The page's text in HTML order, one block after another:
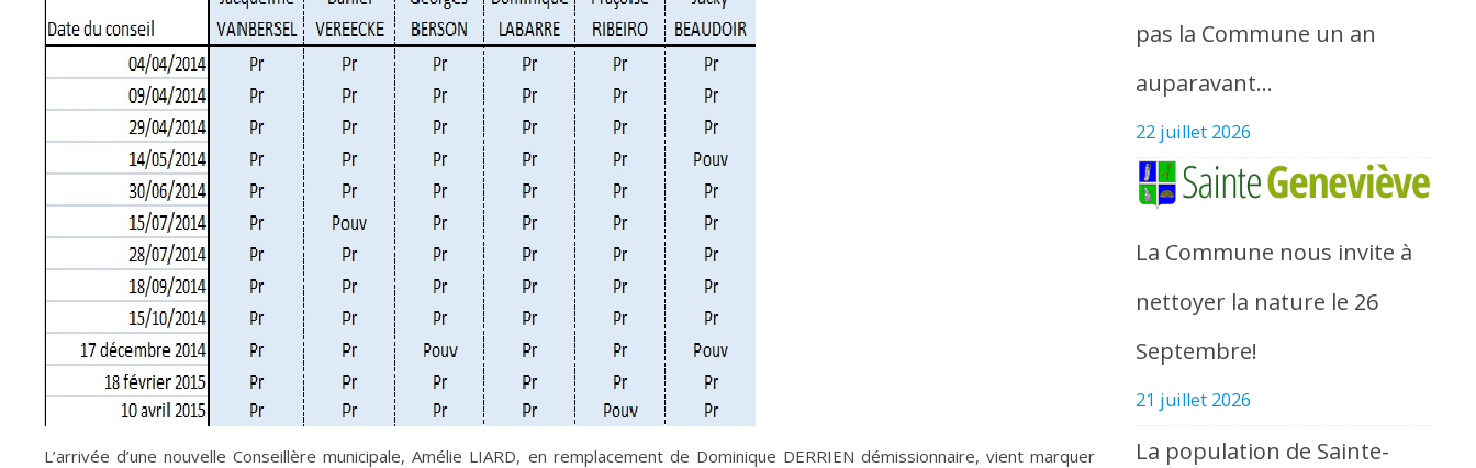
L’arrivée d’une nouvelle Conseillère municipale, Amélie LIARD, en remplacement de Dominique DERRIEN démissionnaire, vient marquer
pas la Commune un an
auparavant…
22 juillet 2026
La Commune nous invite à
nettoyer la nature le 26
Septembre!
21 juillet 2026
La population de Sainte-